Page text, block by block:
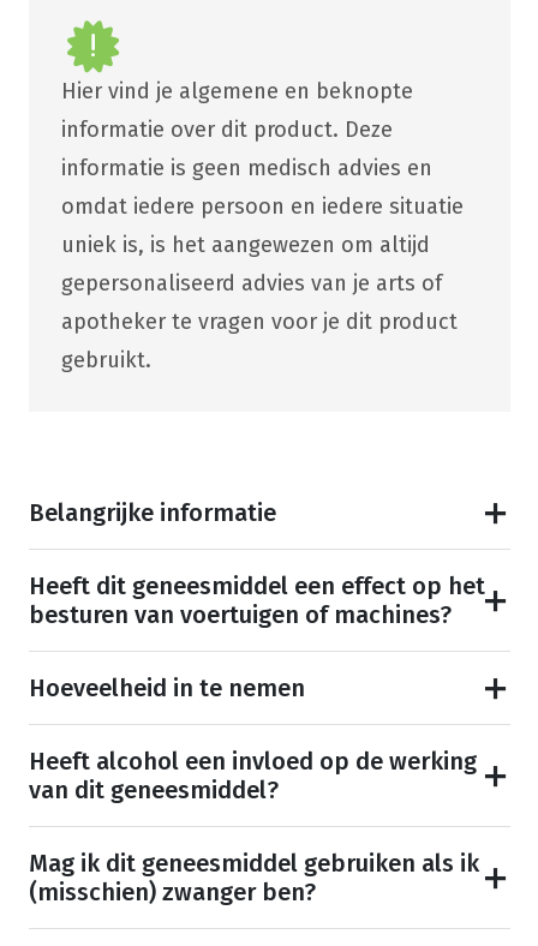
Hier vind je algemene en beknopte
informatie over dit product. Deze
informatie is geen medisch advies en
omdat iedere persoon en iedere situatie
uniek is, is het aangewezen om altijd
gepersonaliseerd advies van je arts of
apotheker te vragen voor je dit product
gebruikt.
Belangrijke informatie
Heeft dit geneesmiddel een effect op het
besturen van voertuigen of machines?
Hoeveelheid in te nemen
Heeft alcohol een invloed op de werking
van dit geneesmiddel?
Mag ik dit geneesmiddel gebruiken als ik
(misschien) zwanger ben?